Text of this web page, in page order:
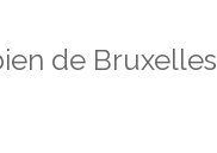
de Bruxelles